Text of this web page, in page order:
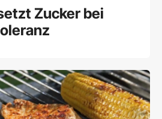
Zucker bei